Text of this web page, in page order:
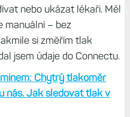
nebo ukázat lékaři. Měl
manuální – bez
si změřím tlak
jsem údaje do Connectu.
Chytrý tlakoměr
nás. Jak sledovat tlak v